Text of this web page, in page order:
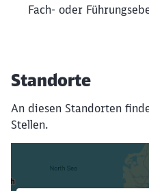
Fach- oder
Standorte
An diesen Standorten
Stellen.